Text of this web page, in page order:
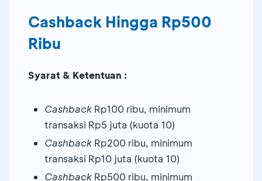
Cashback Hingga Rp500
Ribu
Syarat & Ketentuan :
Cashback Rp100 ribu, minimum
transaksi Rp5 juta (kuota 10)
Cashback Rp200 ribu, minimum
transaksi Rp10 juta (kuota 10)
Cashback Rp500 ribu, minimum